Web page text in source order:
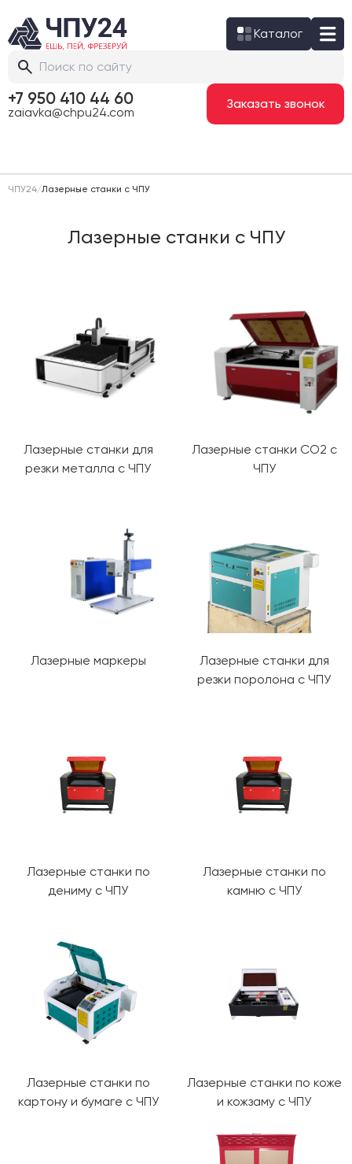
Каталог
+7 950 410 44 60
zaiavka@chpu24.com
Заказать звонок
ЧПУ24/Лазерные станки с ЧПУ
Лазерные станки с ЧПУ
Лазерные станки для
резки металла с ЧПУ
Лазерные станки CO2 с
ЧПУ
Лазерные маркеры
Лазерные станки для
резки поролона с ЧПУ
Лазерные станки по
дениму с ЧПУ
Лазерные станки по
камню с ЧПУ
Лазерные станки по
картону и бумаге с ЧПУ
Лазерные станки по коже
и кожзаму с ЧПУ